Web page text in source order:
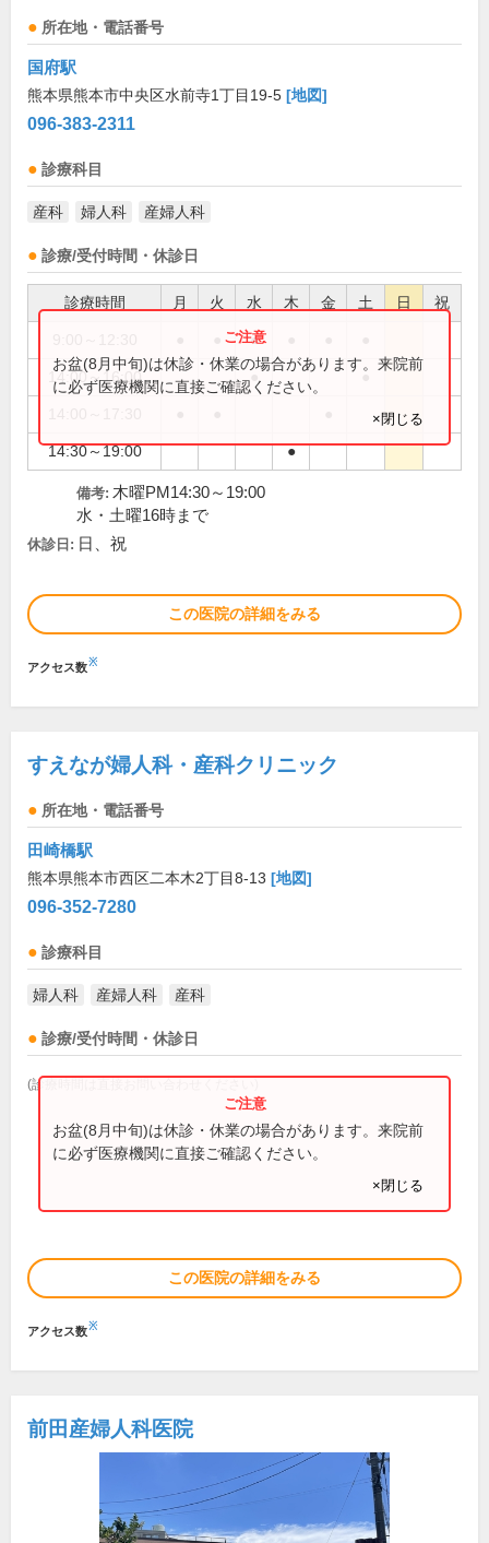
所在地・電話番号
国府駅
熊本県熊本市中央区水前寺1丁目19-5 [地図]
096-383-2311
診療科目
産科 婦人科 産婦人科
診療/受付時間・休診日
診療時間 月 火 水 木 金 土 日 祝
●
14:00～16:00 ● ●
14:30～19:00 ●
お盆(8月中旬)は休診・休業の場合があります。来院前
に必ず医療機関に直接ご確認ください。
×閉じる
備考: 木曜PM14:30～19:00
水・土曜16時まで
休診日: 日、祝
この医院の詳細をみる
アクセス数※
すえなが婦人科・産科クリニック
所在地・電話番号
田崎橋駅
熊本県熊本市西区二本木2丁目8-13 [地図]
096-352-7280
診療科目
婦人科 産婦人科 産科
診療/受付時間・休診日
(診療時間は直接お問い合わせください)
お盆(8月中旬)は休診・休業の場合があります。来院前
に必ず医療機関に直接ご確認ください。
×閉じる
この医院の詳細をみる
アクセス数※
前田産婦人科医院